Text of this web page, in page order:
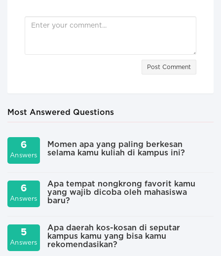
Post Comment
Most Answered Questions
6
Answers
Momen apa yang paling berkesan
selama kamu kuliah di kampus ini?
6
Answers
Apa tempat nongkrong favorit kamu
yang wajib dicoba oleh mahasiswa
baru?
5
Answers
Apa daerah kos-kosan di seputar
kampus kamu yang bisa kamu
rekomendasikan?